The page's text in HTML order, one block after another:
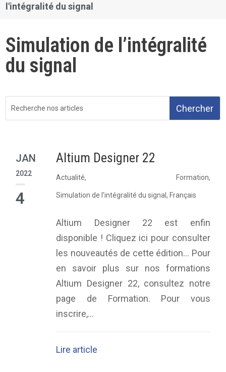
l'intégralité du signal
Simulation de l’intégralité
du signal
JAN
2022
4
Altium Designer 22
Actualité, Formation,
Simulation de l'intégralité du signal, Français
Altium Designer 22 est enfin
disponible ! Cliquez ici pour consulter
les nouveautés de cette édition... Pour
en savoir plus sur nos formations
Altium Designer 22, consultez notre
page de Formation. Pour vous
inscrire,...
Lire article